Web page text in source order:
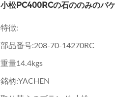
小松PC400RCの石ののみのバ
特徴:
部品番号:208-70-14270RC
重量14.4kgs
銘柄:YACHEN